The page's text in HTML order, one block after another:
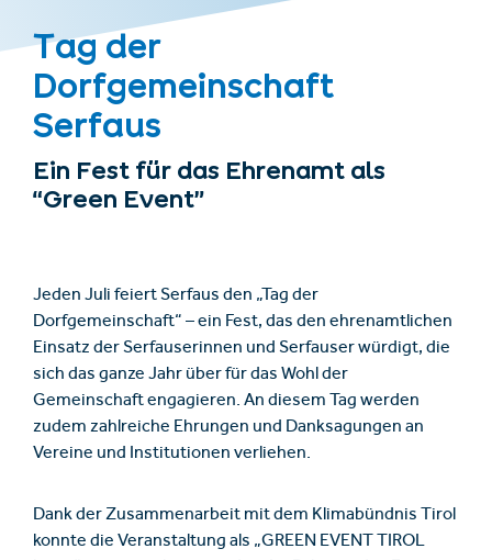
Tag der
Dorfgemeinschaft
Serfaus
Ein Fest für das Ehrenamt als
“Green Event”
Jeden Juli feiert Serfaus den „Tag der
Dorfgemeinschaft“ – ein Fest, das den ehrenamtlichen
Einsatz der Serfauserinnen und Serfauser würdigt, die
sich das ganze Jahr über für das Wohl der
Gemeinschaft engagieren. An diesem Tag werden
zudem zahlreiche Ehrungen und Danksagungen an
Vereine und Institutionen verliehen.
Dank der Zusammenarbeit mit dem Klimabündnis Tirol
konnte die Veranstaltung als „GREEN EVENT TIROL